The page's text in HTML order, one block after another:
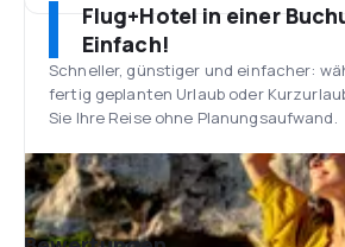
Flug+Hotel in einer
Einfach!
Schneller, günstiger und einfacher:
fertig geplanten Urlaub oder
Sie Ihre Reise ohne Planungsaufwand.